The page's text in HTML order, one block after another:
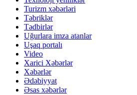
Turizm xəbərləri
Təbriklər
Tədbirlər
Uğurlara imza atanlar
Uşaq portalı
Video
Xarici Xəbərlər
Xəbərlər
Ədəbiyyat
Əsas xəbərlər